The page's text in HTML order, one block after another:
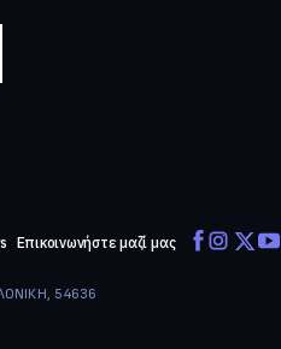
Επικοινωνήστε μαζί μας
54636